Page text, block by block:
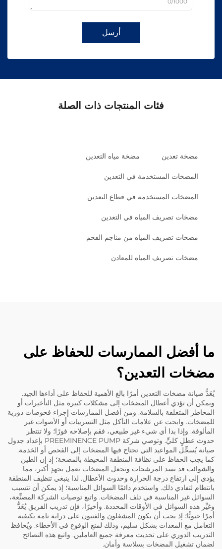
أرسل
فئات المنتجات ذات الصلة
مضخة تعدين مضخة مياه التعدين
المضخات المستخدمة في التعدين
المضخات المستخدمة في قطاع التعدين
مضخات تصريف المياه في التعدين
مضخات تصريف المياه من مناجم الفحم
مضخات تصريف المياه للمعادن
ما أفضل الممارسات للحفاظ على
مضخات التعدين؟
يُعَدُّ صيانة مضخات التعدين أمرًا بالغ الأهمية للحفاظ على أداءها الجيد.
ويمكن أن تؤدي أعطال المضخات إلى مشكلات كبيرة مثل التأخيرات أو
المخاطر المتعلقة بالسلامة. ومن أفضل الممارسات إجراء فحوصات دورية
للمضخات. وابحث عن علامات التآكل مثل التسريبات أو الأصوات غير
المألوفة. وإذا بدا أي شيء غير طبيعي، فقم بإصلاحه فورًا؛ ولا تنتظر
حدوث عطلٍ كليٍّ. وتوصي شركة PREEMINENCE PUMP بإعداد جدول
صيانة يُسجِّل المواعيد التي تحتاج فيها المضخات إلى الفحص أو الخدمة.
كما يجب الحفاظ على نظافة المنطقة المحيطة بالمضخة؛ إذ إن الطين
والشوائب قد تسد المرشحات وتجعل المضخات تعمل بجهدٍ أكبر، مما
يؤدي إلى ارتفاع درجة الحرارة وحدوث الأعطال. لذا ينبغي تنظيف المنطقة
بانتظام لتفادي ذلك. واستخدم دائمًا السوائل المناسبة؛ إذ يمكن أن تتسبب
السوائل غير المناسبة في تلف المضخات. واتبع توصيات الشركة المصنِّعة،
وغيِّر هذه السوائل في الأوقات المحددة. وأخيرًا، فإن تدريب الفريق يُعَدُّ
أمرًا حيويًّا؛ إذ يجب أن يكون المشغلون والفنيون على دراية تامة بكيفية
التعامل مع المعدات بشكل سليم، وذلك لمنع الوقوع في الأخطاء. ويُحافظ
التدريب الدوري على تحديث معرفة جميع العاملين. واتبع هذه النصائح
لضمان تشغيل المضخات بسلاسة وأمان.